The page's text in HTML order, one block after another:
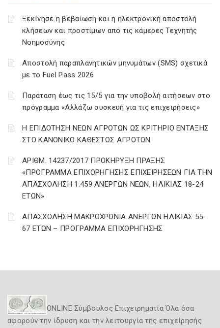
Ξεκίνησε η βεβαίωση και η ηλεκτρονική αποστολή
κλήσεων και προστίμων από τις κάμερες Τεχνητής
Νοημοσύνης
Αποστολή παραπλανητικών μηνυμάτων (SMS) σχετικά
με το Fuel Pass 2026
Παράταση έως τις 15/5 για την υποβολή αιτήσεων στο
πρόγραμμα «Αλλάζω συσκευή για τις επιχειρήσεις»
Η ΕΠΙΔΟΤΗΣΗ ΝΕΩΝ ΑΓΡΟΤΩΝ ΩΣ ΚΡΙΤΗΡΙΟ ΕΝΤΑΞΗΣ
ΣΤΟ ΚΑΝΟΝΙΚΟ ΚΑΘΕΣΤΩΣ ΑΓΡΟΤΩΝ
ΑΡΙΘΜ. 14237/2017 ΠΡΟΚΗΡΥΞΗ ΠΡΑΞΗΣ
«ΠΡΟΓΡΑΜΜΑ ΕΠΙΧΟΡΗΓΗΣΗΣ ΕΠΙΧΕΙΡΗΣΕΩΝ ΓΙΑ ΤΗΝ
ΑΠΑΣΧΟΛΗΣΗ 1.459 ΑΝΕΡΓΩΝ ΝΕΩΝ, ΗΛΙΚΙΑΣ 18-24
ΕΤΩΝ»
ΑΠΑΣΧΟΛΗΣΗ ΜΑΚΡΟΧΡΟΝΙΑ ΑΝΕΡΓΩΝ ΗΛΙΚΙΑΣ 55-
67 ΕΤΩΝ – ΠΡΟΓΡΑΜΜΑ ΕΠΙΧΟΡΗΓΗΣΗΣ
ONLINE Σύμβουλος Επιχειρηματία Όλα όσα
αφορούν την ίδρυση και την λειτουργία της επιχείρησής